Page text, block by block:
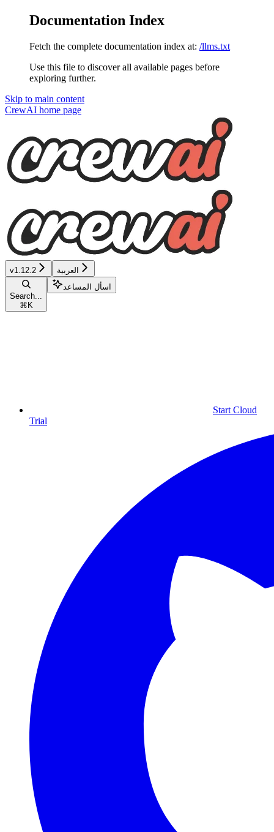
Documentation Index
Fetch the complete documentation index at: /llms.txt
Use this file to discover all available pages before
exploring further.
Skip to main content
CrewAI home page
v1.12.2 العربية
Search...
⌘ K
اسأل المساعد
Start Cloud
Trial